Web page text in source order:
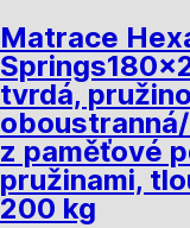
Matrace
Springs
tvrdá,
z paměťové
pružinami,
200 kg